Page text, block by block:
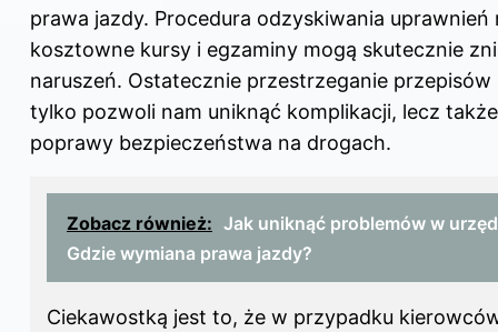
prawa jazdy. Procedura odzyskiwania uprawnień
kosztowne kursy i egzaminy mogą skutecznie
naruszeń. Ostatecznie przestrzeganie
tylko pozwoli nam uniknąć komplikacji, lecz
poprawy bezpieczeństwa na drogach.
Zobacz również: Jak uniknąć problemów w
Gdzie wymiana prawa jazdy?
Ciekawostką jest to, że w przypadku